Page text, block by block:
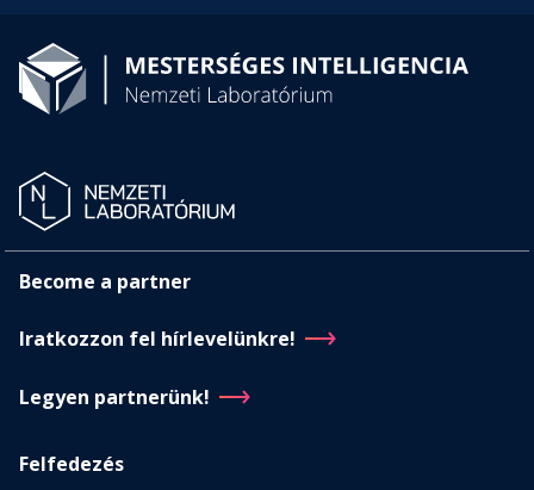
Become a partner
Iratkozzon fel hírlevelünkre!
Legyen partnerünk!
Felfedezés